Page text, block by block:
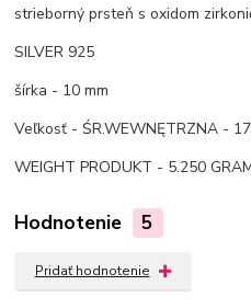
strieborný prsteň s oxidom
SILVER 925
šírka - 10 mm
Veľkosť - ŚR.WEWNĘTRZNA -
WEIGHT PRODUKT - 5.250
Hodnotenie 5
Pridať hodnotenie